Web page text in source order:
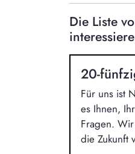
Die Liste
20-
Für uns ist
es Ihnen,
Fragen.
die Zukunft